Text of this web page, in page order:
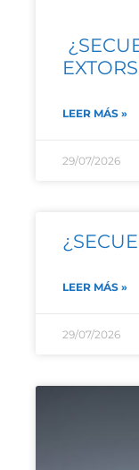
LEER MÁS »
29/07/2026
LEER MÁS »
29/07/2026